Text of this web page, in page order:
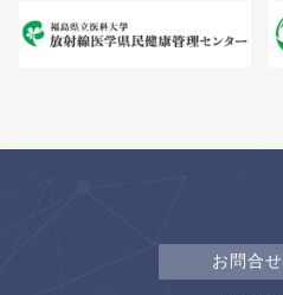
お問合せ